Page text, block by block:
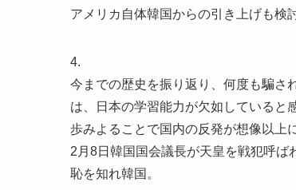
アメリカ自体韓国からの引き上げも検
4.
今までの歴史を振り返り、何度も騙さ
は、日本の学習能力が欠如していると
歩みよることで国内の反発が想像以上
2月8日韓国国会議長が天皇を戦犯呼ば
恥を知れ韓国。